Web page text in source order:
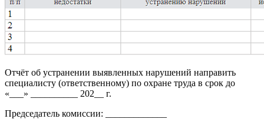
Отчёт об устранении выявленных нарушений направить
специалисту (ответственному) по охране труда в срок до
«___» __________ 202__ г.
Председатель комиссии: _____________